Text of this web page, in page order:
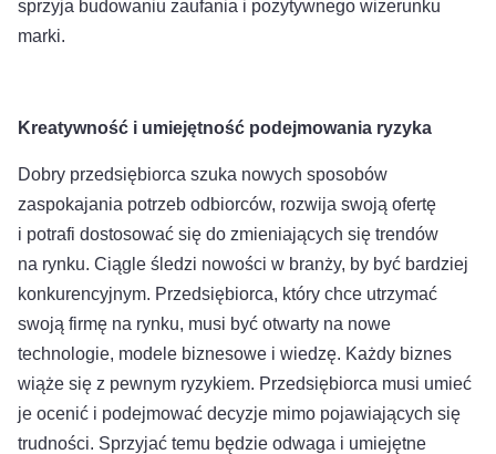
sprzyja budowaniu zaufania i pozytywnego wizerunku
marki.
Kreatywność i umiejętność podejmowania ryzyka
Dobry przedsiębiorca szuka nowych sposobów
zaspokajania potrzeb odbiorców, rozwija swoją ofertę
i potrafi dostosować się do zmieniających się trendów
na rynku. Ciągle śledzi nowości w branży, by być bardziej
konkurencyjnym. Przedsiębiorca, który chce utrzymać
swoją firmę na rynku, musi być otwarty na nowe
technologie, modele biznesowe i wiedzę. Każdy biznes
wiąże się z pewnym ryzykiem. Przedsiębiorca musi umieć
je ocenić i podejmować decyzje mimo pojawiających się
trudności. Sprzyjać temu będzie odwaga i umiejętne